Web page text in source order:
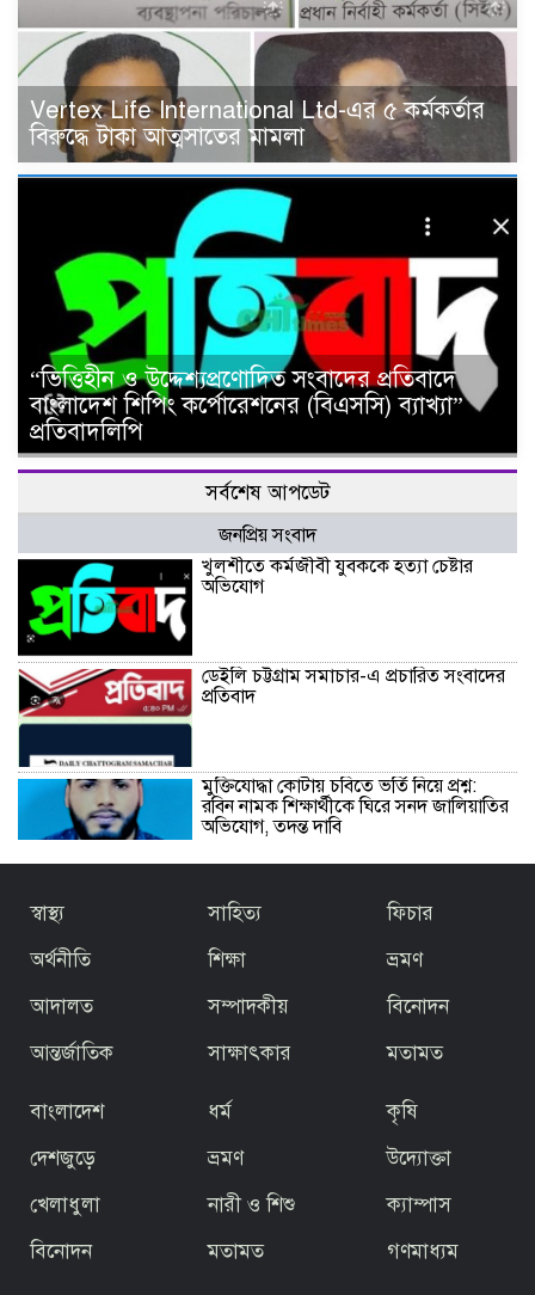
Vertex Life International Ltd-এর ৫ কর্মকর্তার
বিরুদ্ধে টাকা আত্মসাতের মামলা
“ভিত্তিহীন ও উদ্দেশ্যপ্রণোদিত সংবাদের প্রতিবাদে
বাংলাদেশ শিপিং কর্পোরেশনের (বিএসসি) ব্যাখ্যা”
প্রতিবাদলিপি
সর্বশেষ আপডেট
জনপ্রিয় সংবাদ
খুলশীতে কর্মজীবী যুবককে হত্যা চেষ্টার
অভিযোগ
ডেইলি চট্টগ্রাম সমাচার-এ প্রচারিত সংবাদের
প্রতিবাদ
মুক্তিযোদ্ধা কোটায় চবিতে ভর্তি নিয়ে প্রশ্ন:
রবিন নামক শিক্ষার্থীকে ঘিরে সনদ জালিয়াতির
অভিযোগ, তদন্ত দাবি
হাটহাজারীতে সরকারি গেজেট লঙ্ঘন করে
মাদ্রাসায় পুনরায় সভাপতি হওয়ার পাঁয়তারা
চট্টগ্রামের বাঁশখালীতে ফারহানাজের বিরুদ্ধে
জবর দখলের হুমকির অভিযোগ
দুদককে নিয়ে অবাক করা তথ্য দিলেন সেই
পিপি
স্বাস্থ্য
অর্থনীতি
আদালত
আন্তর্জাতিক
সাহিত্য
শিক্ষা
সম্পাদকীয়
সাক্ষাৎকার
ফিচার
ভ্রমণ
বিনোদন
মতামত
বাংলাদেশ
দেশজুড়ে
খেলাধুলা
বিনোদন
ধর্ম
ভ্রমণ
নারী ও শিশু
মতামত
কৃষি
উদ্যোক্তা
ক্যাম্পাস
গণমাধ্যম